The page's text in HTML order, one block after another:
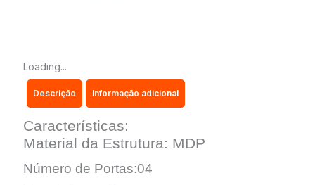
quantidade
Loading...
Descrição Informação adicional
Características:
Material da Estrutura: MDP
Número de Portas:04